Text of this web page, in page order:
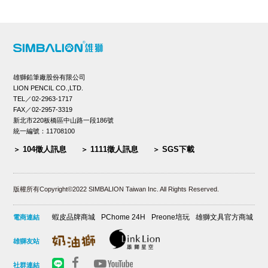
雄獅鉛筆廠股份有限公司
LION PENCIL CO.,LTD.
TEL／02-2963-1717
FAX／02-2957-3319
新北市220板橋區中山路一段186號
統一編號：11708100
104徵人訊息 1111徵人訊息 SGS下載
版權所有Copyright©2022 SIMBALION Taiwan Inc. All Rights Reserved.
電商連結 蝦皮品牌商城 PChome 24H Preone培玩 雄獅文具官方商城
雄獅友站
社群連結